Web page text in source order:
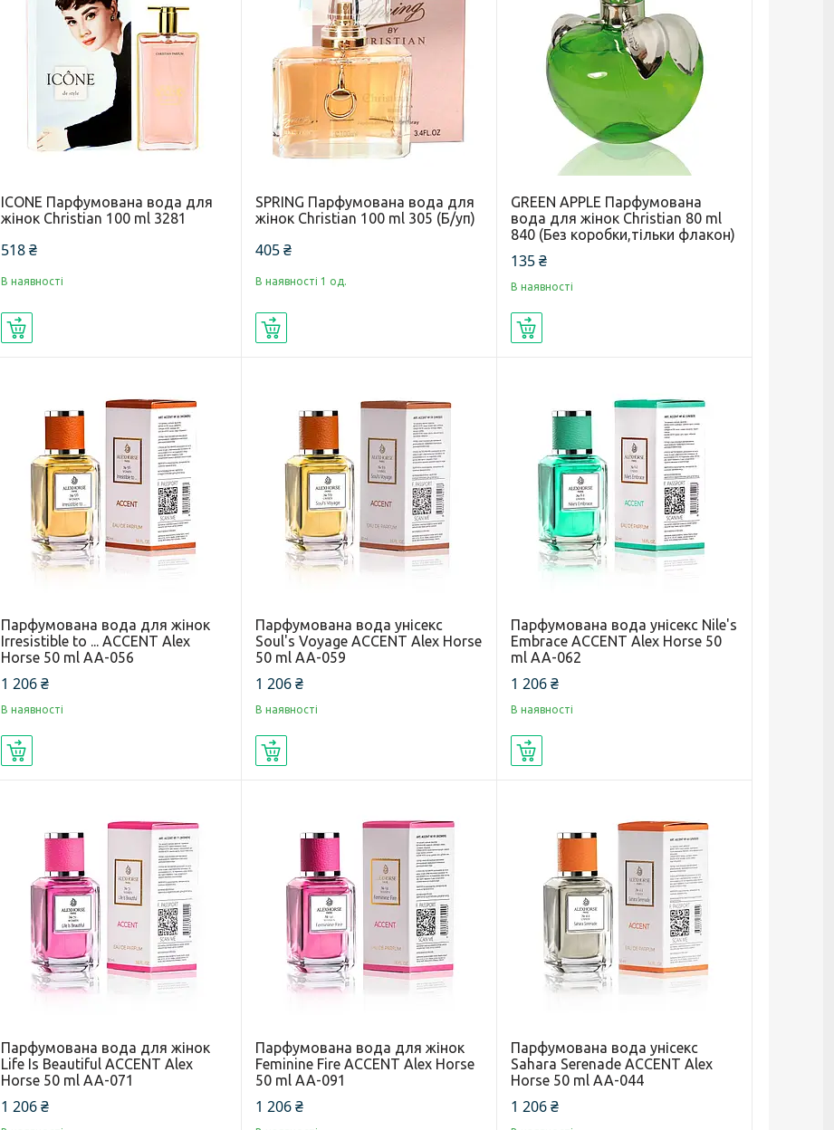
ICONE Парфумована вода для
жінок Christian 100 ml 3281
518 ₴
В наявності
SPRING Парфумована вода для
жінок Christian 100 ml 305 (Б/уп)
405 ₴
В наявності 1 од.
GREEN APPLE Парфумована
вода для жінок Christian 80 ml
840 (Без коробки,тільки флакон)
135 ₴
В наявності
Парфумована вода для жінок
Irresistible to ... ACCENT Alex
Horse 50 ml AA-056
1 206 ₴
В наявності
Парфумована вода унісекс
Soul's Voyage ACCENT Alex Horse
50 ml AA-059
1 206 ₴
В наявності
Парфумована вода унісекс Nile's
Embrace ACCENT Alex Horse 50
ml AA-062
1 206 ₴
В наявності
Парфумована вода для жінок
Life Is Beautiful ACCENT Alex
Horse 50 ml AA-071
1 206 ₴
Парфумована вода для жінок
Feminine Fire ACCENT Alex Horse
50 ml AA-091
1 206 ₴
Парфумована вода унісекс
Sahara Serenade ACCENT Alex
Horse 50 ml AA-044
1 206 ₴